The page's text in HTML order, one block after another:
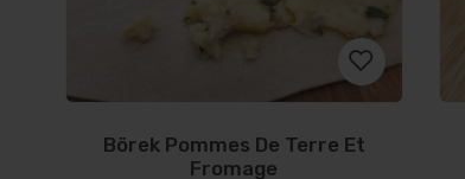
Ajouter
Börek Pommes De Terre Et
Fromage